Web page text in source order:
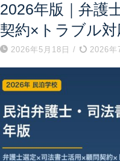
2026年版｜弁護
契約×トラブル
2026年5月18日 / 2026年